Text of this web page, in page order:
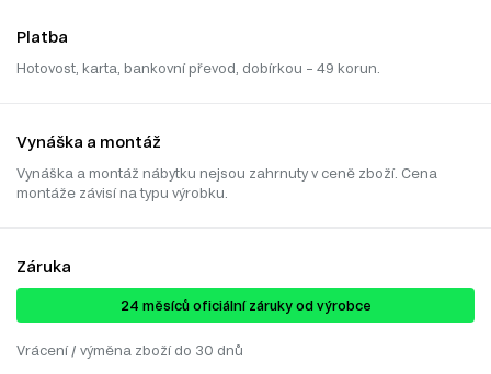
Platba
Hotovost, karta, bankovní převod, dobírkou – 49 korun.
Vynáška a montáž
Vynáška a montáž nábytku nejsou zahrnuty v ceně zboží. Cena
montáže závisí na typu výrobku.
Záruka
24 ​​​​měsíců oficiální záruky od výrobce
Vrácení / výměna zboží do 30 dnů